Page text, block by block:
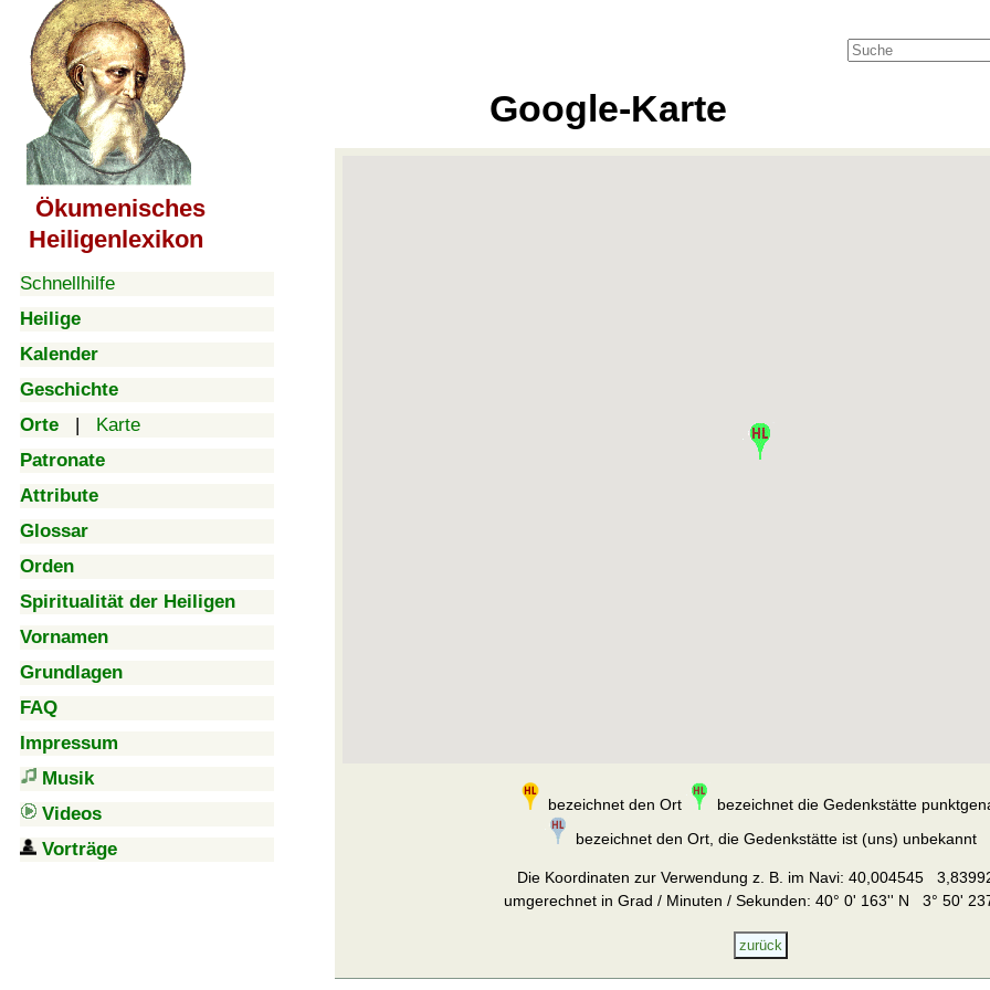
Ökumenisches
Heiligenlexikon
Schnellhilfe
Heilige
Kalender
Geschichte
Orte | Karte
Patronate
Attribute
Glossar
Orden
Spiritualität der Heiligen
Vornamen
Grundlagen
FAQ
Impressum
Musik
Videos
Vorträge
Google-Karte
bezeichnet den Ort
bezeichnet die Gedenkstätte
bezeichnet den Ort, die Gedenkstätte ist (uns) unbekannt
Die Koordinaten zur Verwendung z. B. im Navi: 40,004545
umgerechnet in Grad / Minuten / Sekunden: 40° 0' 163'' N 3° 50'